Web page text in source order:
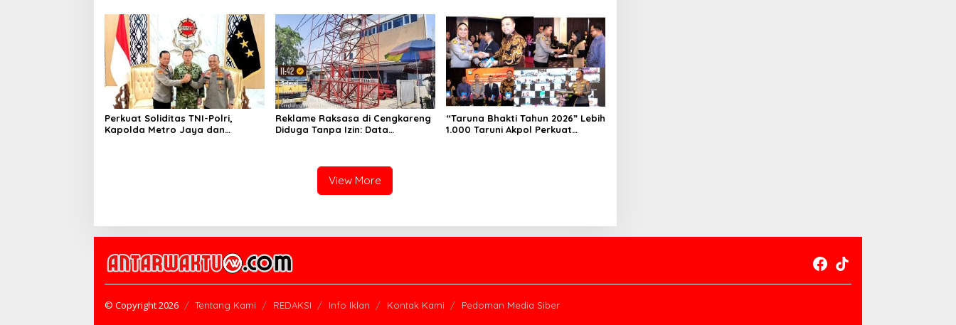
Perkuat Soliditas TNI-Polri,
Kapolda Metro Jaya dan
Reklame Raksasa di Cengkareng
Diduga Tanpa Izin: Data
“Taruna Bhakti Tahun 2026” Lebih
1.000 Taruni Akpol Perkuat
View More
© Copyright 2026 Tentang Kami REDAKSI Info Iklan Kontak Kami Pedoman Media Siber